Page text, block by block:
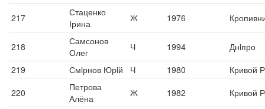
217
Стаценко
Ірина
Ж 1976
218
Самсонов
Олег
Ч 1994
Днiпро
219
Смiрнов Юрiй Ч 1980
Кривой
220
Петрова
Алёна
Ж 1982 Кривой